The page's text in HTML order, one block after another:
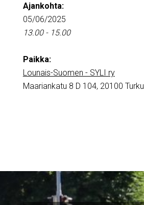
Ajankohta:
05/06/2025
13.00 - 15.00
Paikka:
Lounais-Suomen - SYLI ry
Maariankatu 8 D 104, 20100 Turku